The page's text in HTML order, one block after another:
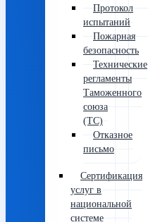
Протокол
испытаний
Пожарная
безопасность
Технические
регламенты
Таможенного
союза
(ТС)
Отказное
письмо
Сертификация
услуг в
национальной
системе